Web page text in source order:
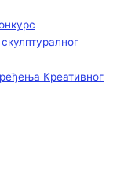
Креативног